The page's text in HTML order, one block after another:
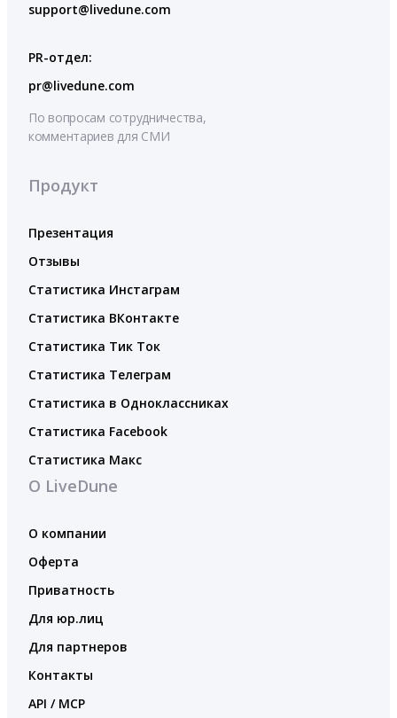
support@livedune.com
PR-отдел:
pr@livedune.com
По вопросам сотрудничества,
комментариев для СМИ
Продукт
Презентация
Отзывы
Статистика Инстаграм
Статистика ВКонтакте
Статистика Тик Ток
Статистика Телеграм
Статистика в Одноклассниках
Статистика Facebook
Статистика Макс
О LiveDune
О компании
Оферта
Приватность
Для юр.лиц
Для партнеров
Контакты
API / MCP